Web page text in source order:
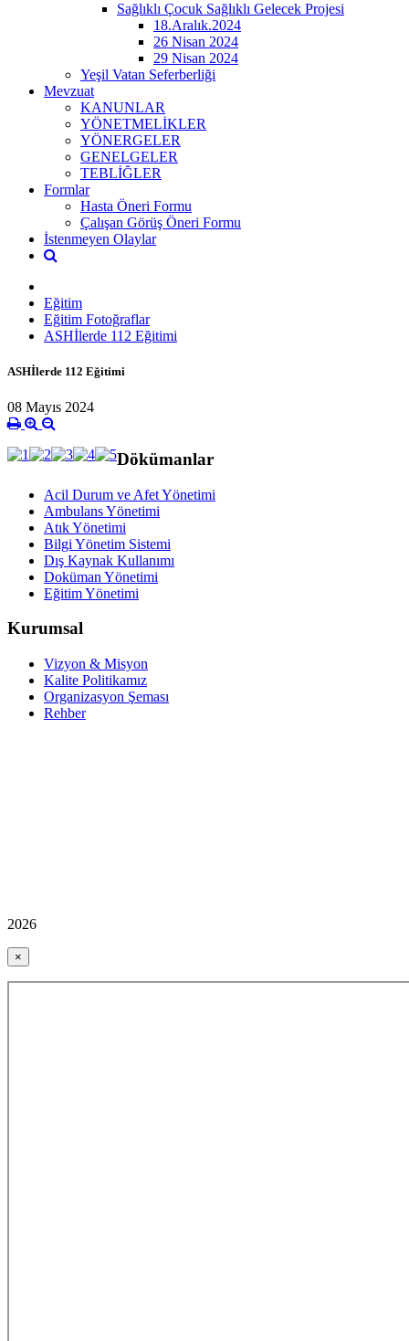
Sağlıklı Çocuk Sağlıklı Gelecek Projesi
18.Aralık.2024
26 Nisan 2024
29 Nisan 2024
Yeşil Vatan Seferberliği
Mevzuat
KANUNLAR
YÖNETMELİKLER
YÖNERGELER
GENELGELER
TEBLİĞLER
Formlar
Hasta Öneri Formu
Çalışan Görüş Öneri Formu
İstenmeyen Olaylar
Eğitim
Eğitim Fotoğraflar
ASHİlerde 112 Eğitimi
ASHİlerde 112 Eğitimi
08 Mayıs 2024
Dökümanlar
Acil Durum ve Afet Yönetimi
Ambulans Yönetimi
Atık Yönetimi
Bilgi Yönetim Sistemi
Dış Kaynak Kullanımı
Doküman Yönetimi
Eğitim Yönetimi
Kurumsal
Vizyon & Misyon
Kalite Politikamız
Organizasyon Şeması
Rehber
2026
×